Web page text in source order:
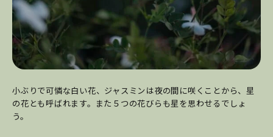
小ぶりで可憐な白い花、ジャスミンは夜の間に咲くことから、星
の花とも呼ばれます。また５つの花びらも星を思わせるでしょ
う。